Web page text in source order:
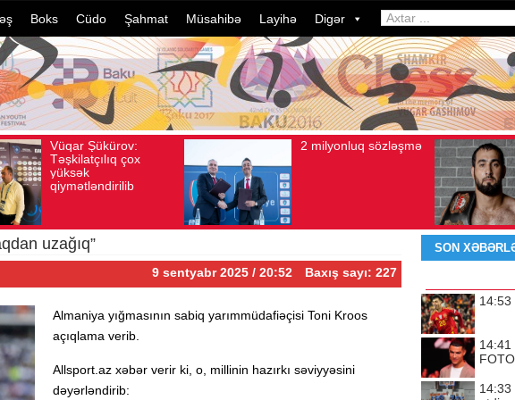
Boks Cüdo Şahmat Müsahibə Layihə Digər
2 milyonluq sözləşmə
Baxış sayı: 80
04, 2026
Azərbaycan
dələduzluq əməlləri
Baxış sayı: 136
Avqust 04, 2026
uzağıq”
9 sentyabr 2025 / 20:52 Baxış sayı: 227
Almaniya yığmasının sabiq yarımmüdafiəçisi Toni Kroos
açıqlama verib.
Allsport.az xəbər verir ki, o, millinin hazırkı səviyyəsini
dəyərləndirib:
SON
14:53
14:41
FOTO
14:33